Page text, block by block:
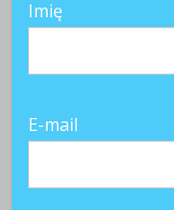
sztuczna
Imię
E-mail